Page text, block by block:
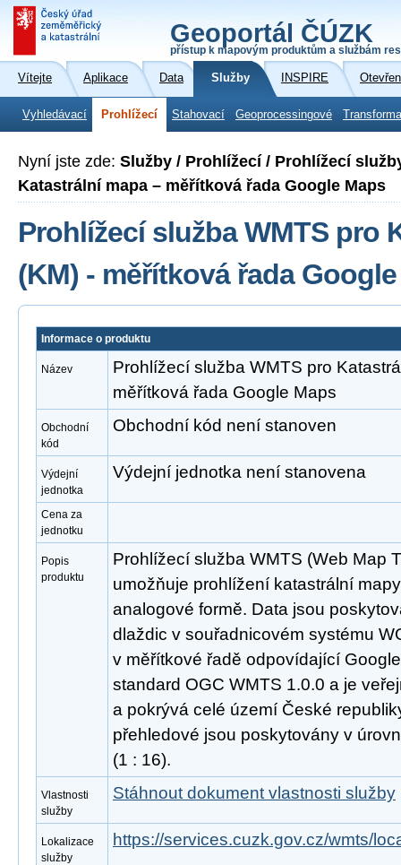
Geoportál ČÚZK
přístup k mapovým produktům a službám
Vítejte Aplikace Data Služby INSPIRE
Vyhledávací Prohlížecí Stahovací Geoprocessingové
Nyní jste zde: Služby / Prohlížecí / Prohlížecí
Katastrální mapa – měřítková řada Google Maps
Prohlížecí služba WMTS pro
(KM) - měřítková řada
Informace o produktu
Název
Prohlížecí služba WMTS pro
měřítková řada Google Maps
Obchodní
kód
Obchodní kód není stanoven
Výdejní
jednotka
Výdejní jednotka není stanovena
Cena za
jednotku
Popis
produktu
Prohlížecí služba WMTS (Web Map
umožňuje prohlížení katastrální
analogové formě. Data jsou
dlaždic v souřadnicovém systému
v měřítkové řadě odpovídající
standard OGC WMTS 1.0.0 a je
a pokrývá celé území České
přehledové jsou poskytovány v
(1 : 16).
Vlastnosti
služby
Stáhnout dokument vlastnosti služby
Lokalizace
služby
https://services.cuzk.gov.cz/wmts/